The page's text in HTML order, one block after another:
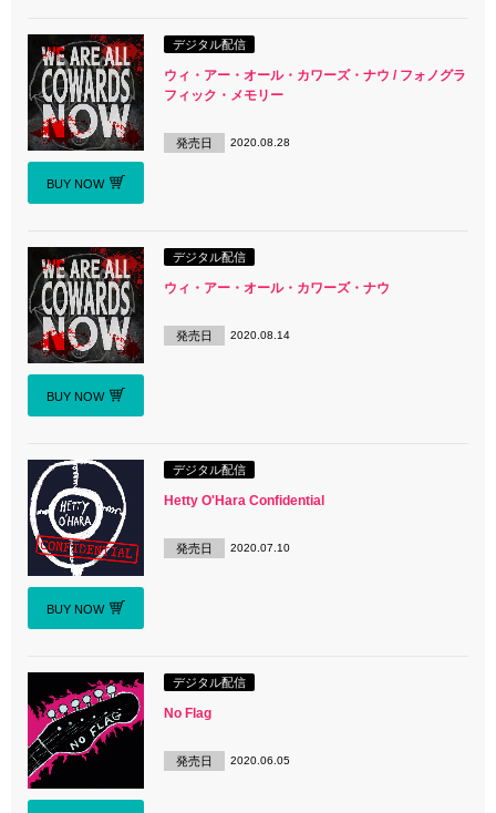
BUY NOW
デジタル配信
ウィ・アー・オール・カワーズ・ナウ / フォノグラ
フィック・メモリー
発売日 2020.08.28
BUY NOW
デジタル配信
ウィ・アー・オール・カワーズ・ナウ
発売日 2020.08.14
BUY NOW
デジタル配信
Hetty O'Hara Confidential
発売日 2020.07.10
デジタル配信
No Flag
発売日 2020.06.05